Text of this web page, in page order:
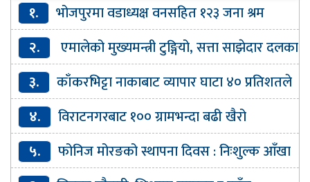
१.
भोजपुरमा वडाध्यक्ष वनसहित १२३ जना श्रम
संस्कृति पार्टीमा प्रवेश
२.
एमालेको मुख्यमन्त्री टुङ्गियो, सत्ता साझेदार दलका
मन्त्री कहिले ?
३.
काँकरभिट्टा नाकाबाट व्यापार घाटा ४० प्रतिशतले
बढ्यो
४.
विराटनगरबाट १०० ग्रामभन्दा बढी खैरो
हेरोइनसहित एक जना पक्राउ
५.
फोनिज मोरङको स्थापना दिवस : निःशुल्क आँखा
परीक्षण र औषधि वितरण